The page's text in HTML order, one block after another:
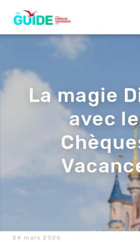
contenu
principal
La magie
avec
24 mars 2026